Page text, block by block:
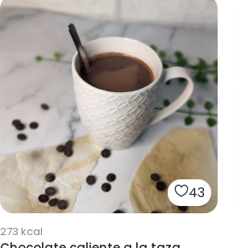
43
273 kcal